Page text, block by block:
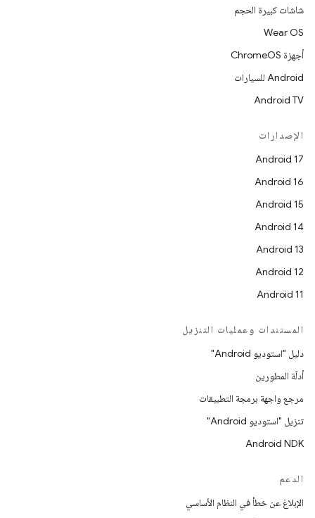
شاشات كبيرة الحجم
Wear OS
أجهزة ChromeOS
Android للسيارات
Android TV
الإصدارات
Android 17
Android 16
Android 15
Android 14
Android 13
Android 12
Android 11
المستندات وعمليات التنزيل
دليل "استوديو Android"
أدلّة المطورين
مرجع واجهة برمجة التطبيقات
تنزيل "استوديو Android"
Android NDK
الدعم
الإبلاغ عن خطأ في النظام الأساسي